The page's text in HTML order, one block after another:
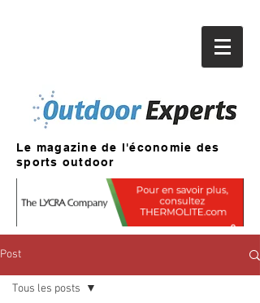
Le magazine de l'économie des
sports outdoor
Post
Tous les posts